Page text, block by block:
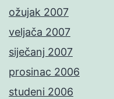
ožujak 2007
veljača 2007
siječanj 2007
prosinac 2006
studeni 2006